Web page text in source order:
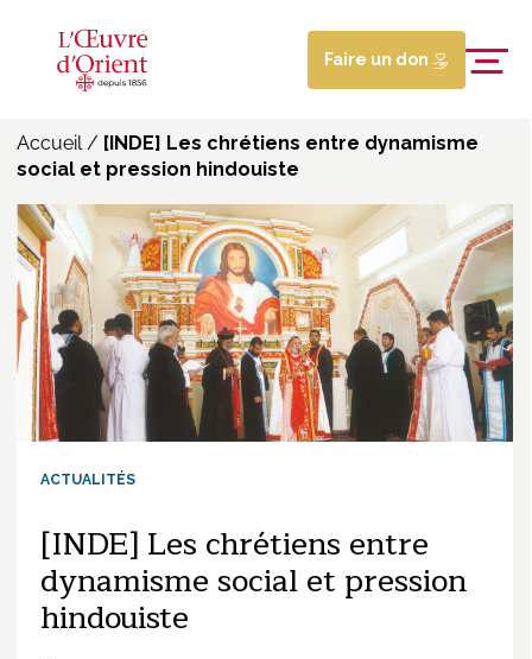
Faire un don
Accueil/ [INDE] Les chrétiens entre dynamisme
social et pression hindouiste
ACTUALITÉS
[INDE] Les chrétiens entre
dynamisme social et pression
hindouiste